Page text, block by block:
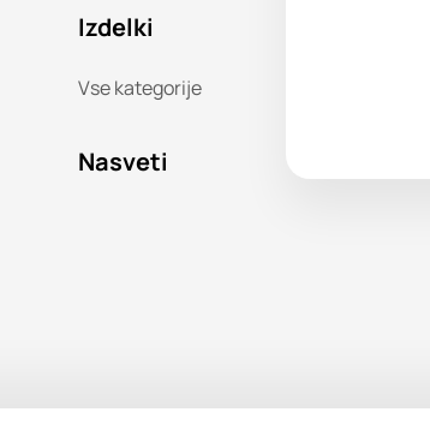
Izdelki
Vse kategorije
Nasveti